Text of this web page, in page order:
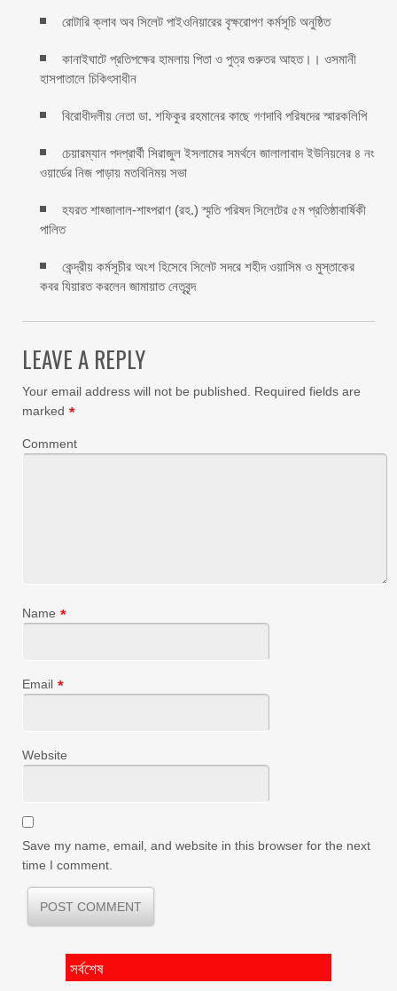
রোটারি ক্লাব অব সিলেট পাইওনিয়ারের বৃক্ষরোপণ কর্মসূচি অনুষ্ঠিত
কানাইঘাটে প্রতিপক্ষের হামলায় পিতা ও পুত্র গুরুতর আহত।। ওসমানী
হাসপাতালে চিকিৎসাধীন
বিরোধীদলীয় নেতা ডা. শফিকুর রহমানের কাছে গণদাবি পরিষদের স্মারকলিপি ‎
চেয়ারম্যান পদপ্রার্থী সিরাজুল ইসলামের সমর্থনে জালালাবাদ ইউনিয়নের ৪ নং
ওয়ার্ডের নিজ পাড়ায় মতবিনিময় সভা
হযরত শাহ্জালাল-শাহ্পরাণ (রহ.) স্মৃতি পরিষদ সিলেটের ৫ম প্রতিষ্ঠাবার্ষিকী
পালিত ‎​
কেন্দ্রীয় কর্মসূচীর অংশ হিসেবে সিলেট সদরে শহীদ ওয়াসিম ও মুস্তাকের
কবর যিয়ারত করলেন জামায়াত নেতৃবৃন্দ ‎
LEAVE A REPLY
Your email address will not be published.
Required fields are
marked *
Comment
Name *
Email *
Website
Save my name, email, and website in this browser for the next
time I comment.
সর্বশেষ